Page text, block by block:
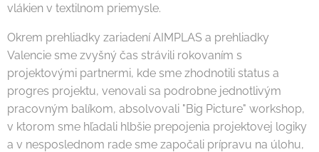
vlákien v textilnom priemysle.
Okrem prehliadky zariadení AIMPLAS a prehliadky
Valencie sme zvyšný čas strávili rokovaním s
projektovými partnermi, kde sme zhodnotili status a
progres projektu, venovali sa podrobne jednotlivým
pracovným balíkom, absolvovali "Big Picture" workshop,
v ktorom sme hľadali hlbšie prepojenia projektovej logiky
a v nesposlednom rade sme započali prípravu na úlohu,